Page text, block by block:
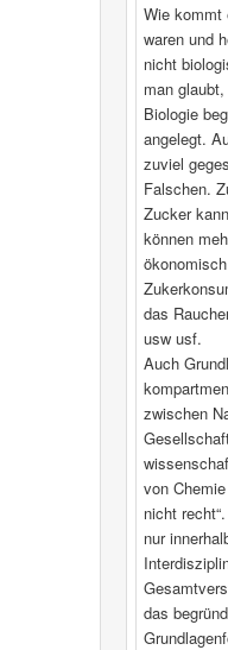
Wie kommt
waren und
nicht
man
Biologie
angelegt.
zuviel
Falschen.
Zucker
können
das
usw usf.
Auch
zwischen
von
nicht
nur
das